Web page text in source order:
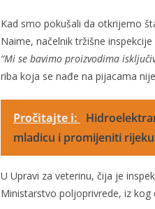
Kad smo pokušali da otkrijemo
Naime, načelnik tržišne inspekcije
“Mi se bavimo proizvodima
riba koja se nađe na pijacama
Pročitajte i:
mladicu i promijeniti rijeku
U Upravi za veterinu, čija je
Ministarstvo poljoprivrede, iz